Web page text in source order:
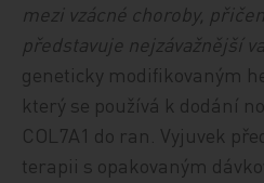
mezi vzácné choroby,
představuje nejzávažnější
geneticky modifikovaným
který se používá k dodání
COL7A1 do ran. Vyjuvek
terapii s opakovaným